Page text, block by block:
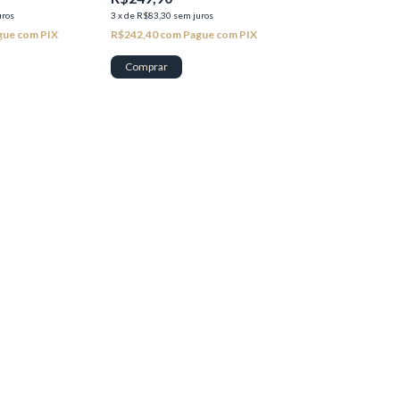
com PIX
3 xde R$83,30 sem juros
R$242,40com Pague com PIX